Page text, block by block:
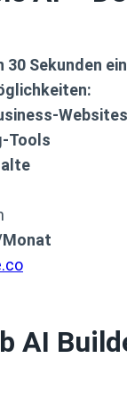
30 Sekunden
Websites
Tools
AI